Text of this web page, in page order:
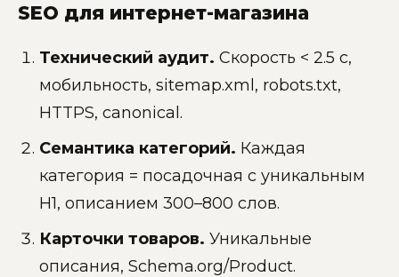
SEO для интернет-магазина
Технический аудит. Скорость < 2.5 с,
мобильность, sitemap.xml, robots.txt,
HTTPS, canonical.
Семантика категорий. Каждая
категория = посадочная с уникальным
H1, описанием 300–800 слов.
Карточки товаров. Уникальные
описания, Schema.org/Product.